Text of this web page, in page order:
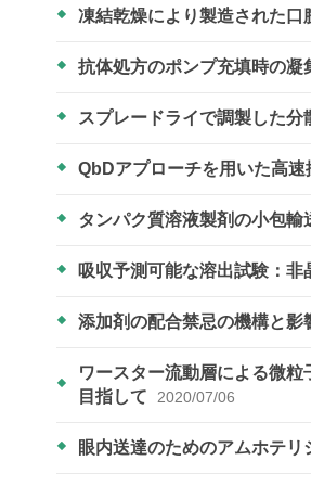
凍結乾燥により製造された
抗体処方のポンプ充填時の
スプレードライで調製した
QbDアプローチを用いた高
タンパク質溶液製剤の小包
吸収予測可能な溶出試験：
添加剤の配合禁忌の機構と
ワースター流動層による微
目指して
2020/07/06
眼内送達のためのアムホテ